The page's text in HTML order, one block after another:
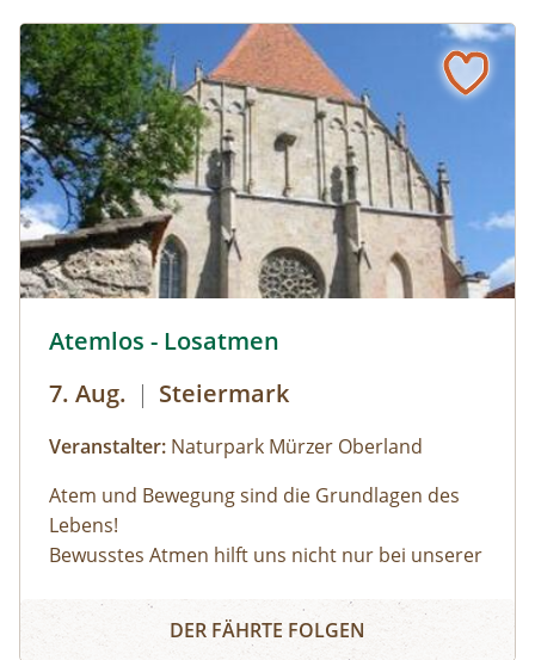
Atemlos - Losatmen
7. Aug. | Steiermark
Veranstalter: Naturpark Mürzer Oberland
Atem und Bewegung sind die Grundlagen des
Lebens!
Bewusstes Atmen hilft uns nicht nur bei unserer
herausfordernden Situationen oder bei
körperlicher Anstrengung. Wir lernen durch
Atemlos - Losatmen
DER FÄHRTE FOLGEN